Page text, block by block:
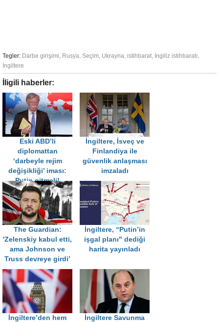
Tegler: Darbe girişimi, Rusya, Seçim, Ukrayna, istihbarat, İngiliz istihbaratı,
İngiltere
İligili haberler:
Eski ABD’li
diplomattan
‘darbeyle rejim
değişikliği’ iması:
Putin gitmeli!
İngiltere, İsveç ve
Finlandiya ile
güvenlik anlaşması
imzaladı
The Guardian:
'Zelenskiy kabul etti,
ama Johnson ve
Truss devreye girdi’
İngiltere, “Putin’in
işgal planı" dediği
harita yayınladı
İngiltere’den hem
İngiltere Savunma